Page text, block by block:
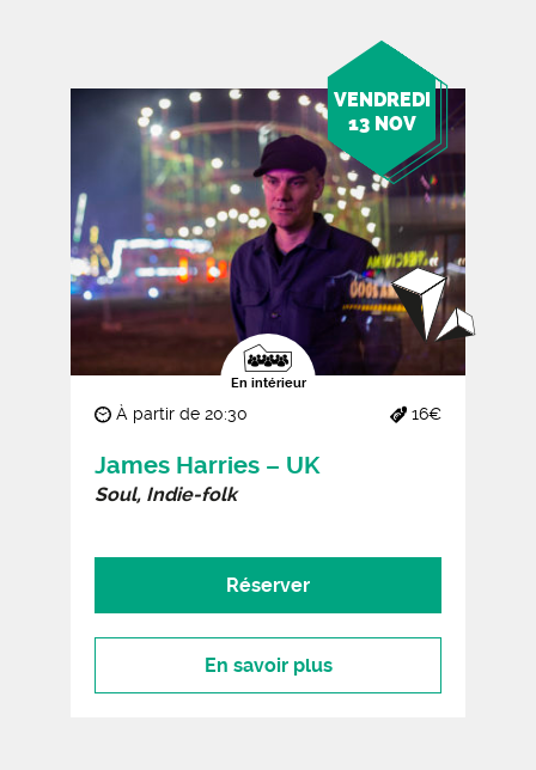
VENDREDI
13 NOV
En intérieur
À partir de 20:30 16€
James Harries – UK
Soul, Indie-folk
Réserver
En savoir plus